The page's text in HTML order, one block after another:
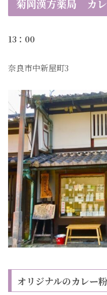
菊岡漢方薬局 カ
13：00
奈良市中新屋町3
オリジナルのカレー